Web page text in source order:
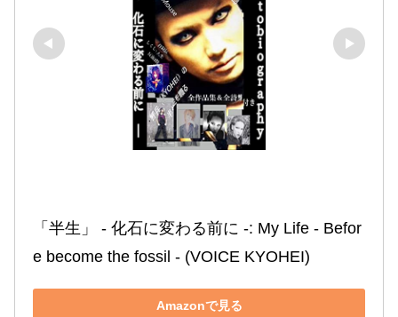
「半生」 ‐ 化石に変わる前に ‐: My Life ‐ Befor
e become the fossil ‐ (VOICE KYOHEI)
Amazonで見る